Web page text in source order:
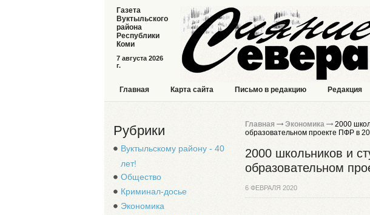
7 августа 2026
г.
Газета
Вуктыльского
района
Республики
Коми
Главная Карта сайта Письмо в редакцию Редакция
Рубрики
Вуктыльскому району - 40
лет!
Общество
Криминал-досье
Экономика
Главная Экономика
2000
образовательном проекте ПФР в
2000 школьников и
образовательном
6 ФЕВРАЛЯ 2020